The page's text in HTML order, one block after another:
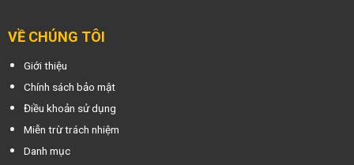
VỀ CHÚNG TÔI
Giới thiệu
Chính sách bảo mật
Điều khoản sử dụng
Miễn trừ trách nhiệm
Danh mục